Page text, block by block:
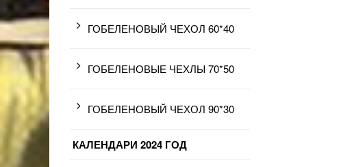
ГОБЕЛЕНОВЫЙ ЧЕХОЛ 60*40
ГОБЕЛЕНОВЫЕ ЧЕХЛЫ 70*50
ГОБЕЛЕНОВЫЙ ЧЕХОЛ 90*30
КАЛЕНДАРИ 2024 ГОД